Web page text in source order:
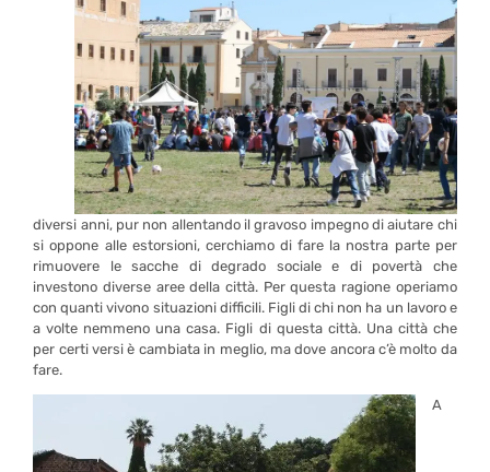
diversi anni, pur non allentando il gravoso impegno di aiutare chi
si oppone alle estorsioni, cerchiamo di fare la nostra parte per
rimuovere le sacche di degrado sociale e di povertà che
investono diverse aree della città. Per questa ragione operiamo
con quanti vivono situazioni difficili. Figli di chi non ha un lavoro e
a volte nemmeno una casa. Figli di questa città. Una città che
per certi versi è cambiata in meglio, ma dove ancora c’è molto da
fare.
A